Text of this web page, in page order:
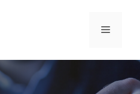
MENU